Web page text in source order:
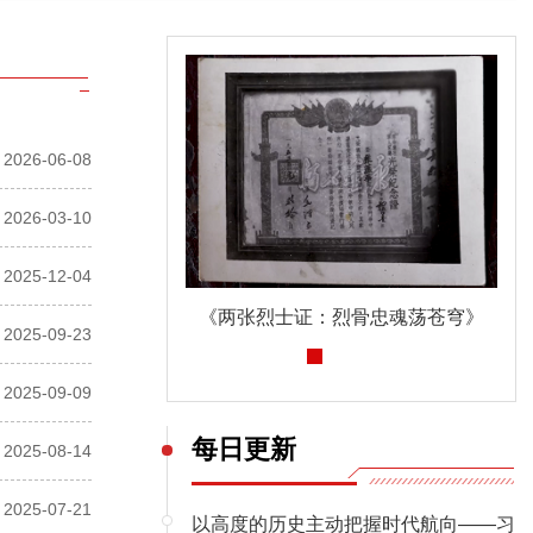
2026-06-08
2026-03-10
2025-12-04
2025-09-23
2025-09-09
2025-08-14
2025-07-21
《两张烈士证：烈骨忠魂荡苍穹》
每日更新
以高度的历史主动把握时代航向——习